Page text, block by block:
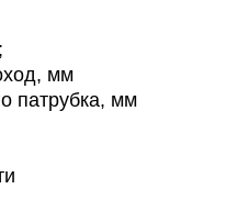
мм
патрубка, мм